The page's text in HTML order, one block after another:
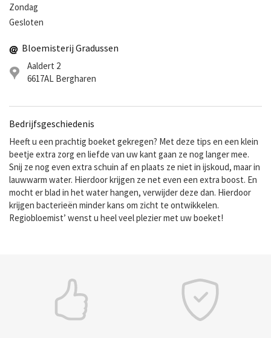
Zondag
Gesloten
Bloemisterij Gradussen
Aaldert 2
6617AL Bergharen
Bedrijfsgeschiedenis
Heeft u een prachtig boeket gekregen? Met deze tips en een klein
beetje extra zorg en liefde van uw kant gaan ze nog langer mee.
Snij ze nog even extra schuin af en plaats ze niet in ijskoud, maar in
lauwwarm water. Hierdoor krijgen ze net even een extra boost. En
mocht er blad in het water hangen, verwijder deze dan. Hierdoor
krijgen bacterieën minder kans om zicht te ontwikkelen.
Regiobloemist’ wenst u heel veel plezier met uw boeket!